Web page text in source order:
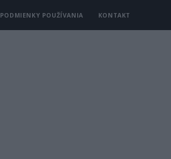
PODMIENKY POUŽÍVANIA KONTAKT